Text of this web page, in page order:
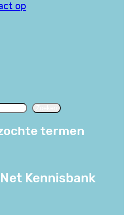
op
termen
Kennisbank